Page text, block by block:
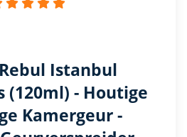
Istanbul
(120ml) - Houtige
Kamergeur -